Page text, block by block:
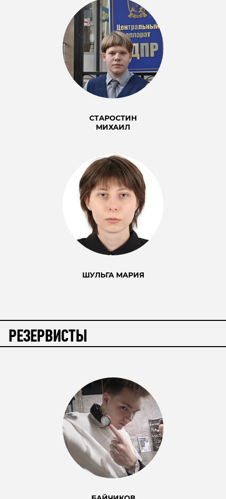
СТАРОСТИН
МИХАИЛ
ШУЛЬГА МАРИЯ
РЕЗЕРВИСТЫ